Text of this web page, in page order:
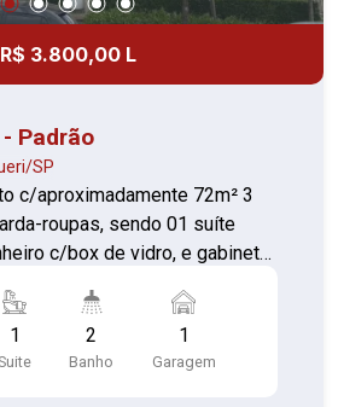
R$ 3.800,00 L
Padrão
SP
c/aproximadamente 72m² 3
roupas, sendo 01 suíte
c/box de vidro, e gabinete
1 2
Banho
1
Garagem